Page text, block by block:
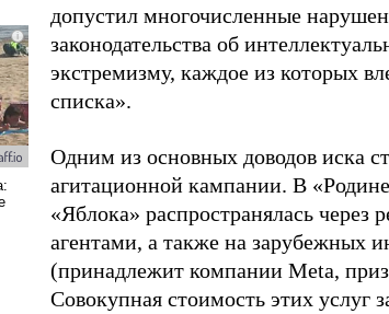
допустил многочисленные
законодательства об
экстремизму, каждое из которых
списка».
Одним из основных доводов иска
агитационной кампании. В
«Яблока» распространялась
агентами, а также на зарубежных
(принадлежит компании Meta,
Совокупная стоимость этих услуг